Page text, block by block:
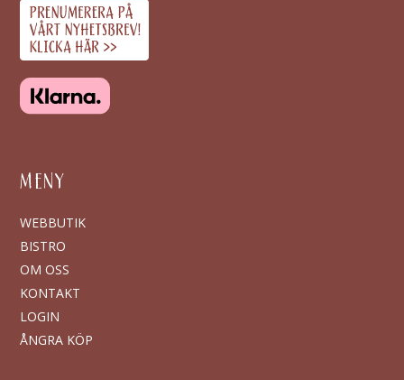
MENY
WEBBUTIK
BISTRO
OM OSS
KONTAKT
LOGIN
ÅNGRA KÖP